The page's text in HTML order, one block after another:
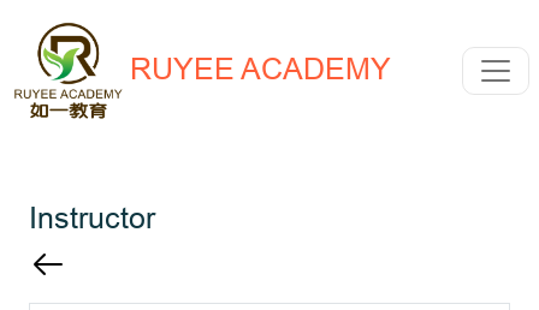
RUYEE ACADEMY
Instructor